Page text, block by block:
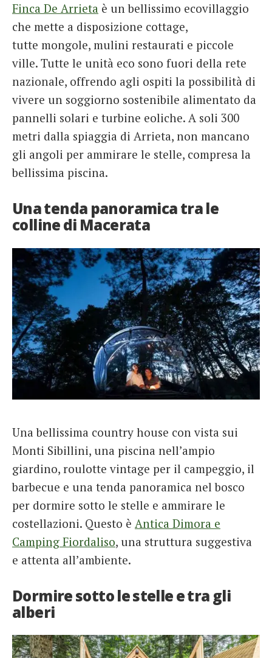
Finca De Arrieta è un bellissimo ecovillaggio
che mette a disposizione cottage,
tutte mongole, mulini restaurati e piccole
ville. Tutte le unità eco sono fuori della rete
nazionale, offrendo agli ospiti la possibilità di
vivere un soggiorno sostenibile alimentato da
pannelli solari e turbine eoliche. A soli 300
metri dalla spiaggia di Arrieta, non mancano
gli angoli per ammirare le stelle, compresa la
bellissima piscina.
Una tenda panoramica tra le
colline di Macerata
Una bellissima country house con vista sui
Monti Sibillini, una piscina nell’ampio
giardino, roulotte vintage per il campeggio, il
barbecue e una tenda panoramica nel bosco
per dormire sotto le stelle e ammirare le
costellazioni. Questo è Antica Dimora e
Camping Fiordaliso, una struttura suggestiva
e attenta all’ambiente.
Dormire sotto le stelle e tra gli
alberi